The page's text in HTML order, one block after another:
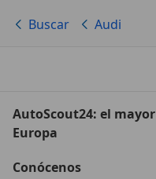
Buscar Audi
AutoScout24: el
Europa
Conócenos